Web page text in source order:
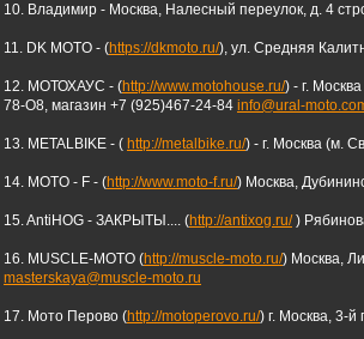
10. Владимир - Москва, Налесный переулок, д. 4
11. DK MOTO - (https://dkmoto.ru/), ул. Средняя
12. МОТОХАУС - (http://www.motohouse.ru/) - г.
78-О8, магазин +7 (925)467-24-84 info@ural-
13. METALBIKE - ( http://metalbike.ru/) - г. Москва (м.
14. MOTO - F - (http://www.moto-f.ru/) Москва,
15. AntiHOG - ЗАКРЫТЫ.... (http://antixog.ru/)
16. MUSCLE-MOTO (http://muscle-moto.ru/) Москва,
masterskaya@muscle-moto.ru
17. Мото Перово (http://motoperovo.ru/) г. Москва, 3-